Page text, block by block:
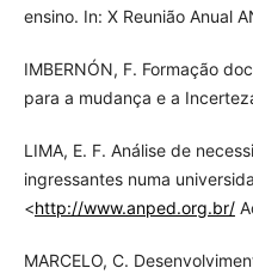
ensino. In: X Reunião Anual
IMBERNÓN, F. Formação
para a mudança e a
LIMA, E. F. Análise de
ingressantes numa
<http://www.anped.org.br/
MARCELO, C.